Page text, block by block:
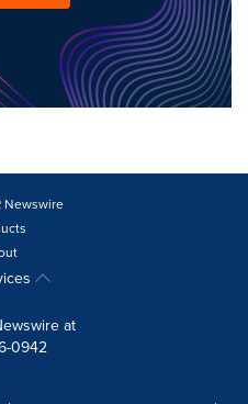
Newswire
at
0942